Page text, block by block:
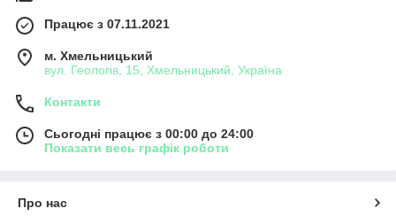
Працює з 07.11.2021
м. Хмельницький
вул. Геологів, 15, Хмельницький, Україна
Контакти
Сьогодні працює з 00:00 до 24:00
Показати весь графік роботи
Про нас